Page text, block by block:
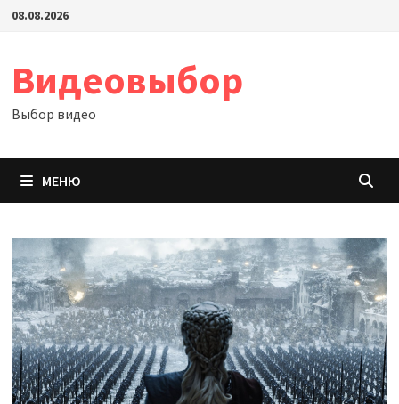
Перейти
08.08.2026
Видеовыбор
Выбор видео
МЕНЮ